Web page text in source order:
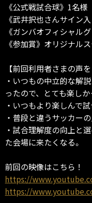
《公式戦試合球》1名様
《武井択也さんサイン
《ガンバオフィシャル
《参加賞》オリジナル
【前回利用者さまの声を
・いつもの中立的な解
ったので、とても楽しか
・いつもより楽しんで
・普段と違うサッカー
・試合理解度の向上と
た会場に来たくなる。
前回の映像はこちら！
https://
https://